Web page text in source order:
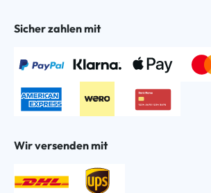
Sicher zahlen mit
Wir versenden mit